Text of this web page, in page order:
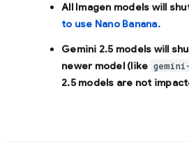
All Imagen models will
to use Nano Banana.
Gemini 2.5 models will
newer model (like
2.5 models are not